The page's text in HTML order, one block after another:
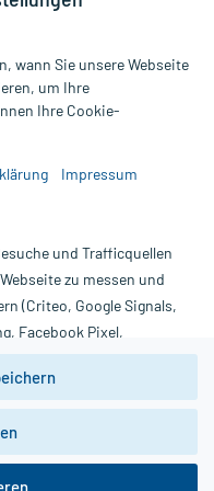
ausschließlich für
einen Arzt. Bitte
Webseite benutzt
die wichtigen Hinweise in
Widerruf einer Bestellung
wann Sie unsere Webseite
um Ihre
Ihre Cookie-
Impressum
und Trafficquellen
zu messen und
(Criteo, Google Signals,
Facebook Pixel,
gem. EU-
in Drittstaaten bzw.